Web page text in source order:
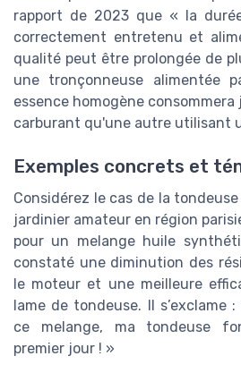
rapport de 2023 que « la
correctement entretenu et
qualité peut être prolongée de
une tronçonneuse alimentée
essence homogène consommera
carburant qu'une autre utilisant
Exemples concrets et
Considérez le cas de la
jardinier amateur en région
pour un melange huile
constaté une diminution des
le moteur et une meilleure
lame de tondeuse. Il s’exclame
ce melange, ma tondeuse
premier jour ! »